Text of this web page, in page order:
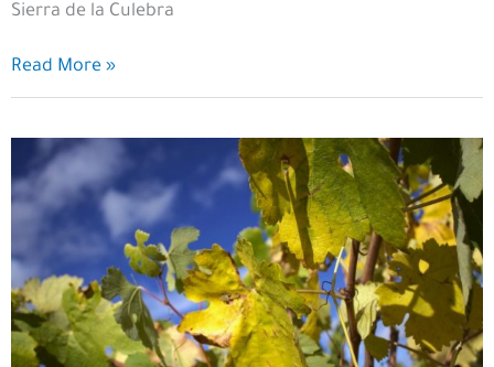
Sierra de la Culebra
Estudio
fotográfico
la
garnacha
tintorera
Read More »